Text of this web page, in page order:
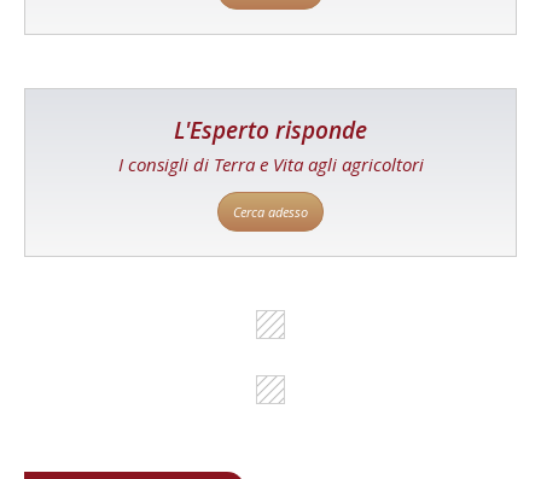
L'Esperto risponde
I consigli di Terra e Vita agli agricoltori
Cerca adesso